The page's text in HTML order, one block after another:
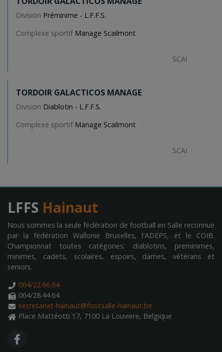
Division Préminime - L.F.F.S.
Complexe sportif Manage Scailmont
SCAI
TORDOIR GALACTICOS MANAGE
Division Diablotin - L.F.F.S.
Complexe sportif Manage Scailmont
SCAI
LFFS Hainaut
Nous sommes la seule fédération de football en Salle reconnue
par la fédération Wallonie Bruxelles, l'ADEPS, et le COIB.
Championnat toutes catégories: diablotins, preminimes,
minimes, cadets, scolaires, espoirs, dames, vétérans et
seniors.
064/22.66.64
064/28.44.64
secretariat-hainaut@footsalle-hainaut.be
Place Mattéotti 17, 7100 La Louviere, Belgique
FA FACEBOOK F